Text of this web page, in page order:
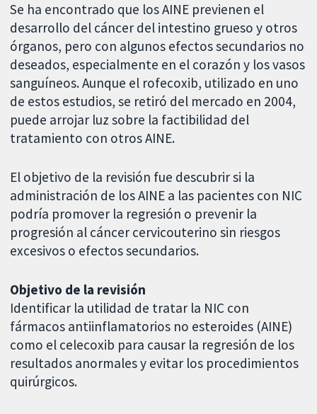
Se ha encontrado que los AINE previenen el
desarrollo del cáncer del intestino grueso y otros
órganos, pero con algunos efectos secundarios no
deseados, especialmente en el corazón y los vasos
sanguíneos. Aunque el rofecoxib, utilizado en uno
de estos estudios, se retiró del mercado en 2004,
puede arrojar luz sobre la factibilidad del
tratamiento con otros AINE.
El objetivo de la revisión fue descubrir si la
administración de los AINE a las pacientes con NIC
podría promover la regresión o prevenir la
progresión al cáncer cervicouterino sin riesgos
excesivos o efectos secundarios.
Objetivo de la revisión
Identificar la utilidad de tratar la NIC con
fármacos antiinflamatorios no esteroides (AINE)
como el celecoxib para causar la regresión de los
resultados anormales y evitar los procedimientos
quirúrgicos.